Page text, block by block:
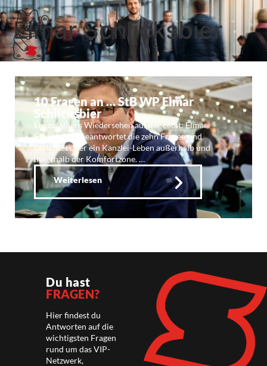
Elmar Schlicksbier
10 Fragen an … StB WP Elmar
Schlicksbier
Ein zufälliges Wiedersehen auf der cebit: Elmar
Schlicksbier beantwortet die zehn Fragen und
berichtet über ein Kanzlei-Leben außerhalb und
innerhalb der Komfortzone. …
Weiterlesen
Du hast
FRAGEN?
Hier findest du
Antworten auf die
wichtigsten Fragen
rund um das VIP-
Netzwerk,